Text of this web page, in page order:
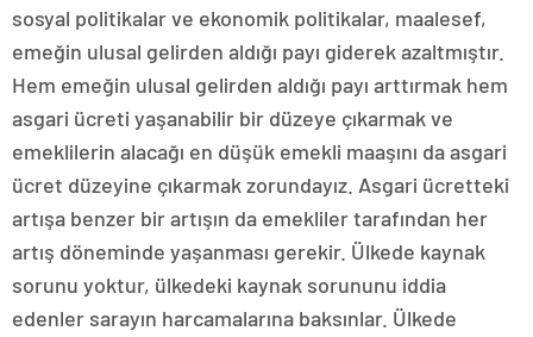
sosyal politikalar ve ekonomik politikalar, maalesef,
emeğin ulusal gelirden aldığı payı giderek azaltmıştır.
Hem emeğin ulusal gelirden aldığı payı arttırmak hem
asgari ücreti yaşanabilir bir düzeye çıkarmak ve
emeklilerin alacağı en düşük emekli maaşını da asgari
ücret düzeyine çıkarmak zorundayız. Asgari ücretteki
artışa benzer bir artışın da emekliler tarafından her
artış döneminde yaşanması gerekir. Ülkede kaynak
sorunu yoktur, ülkedeki kaynak sorununu iddia
edenler sarayın harcamalarına baksınlar. Ülkede